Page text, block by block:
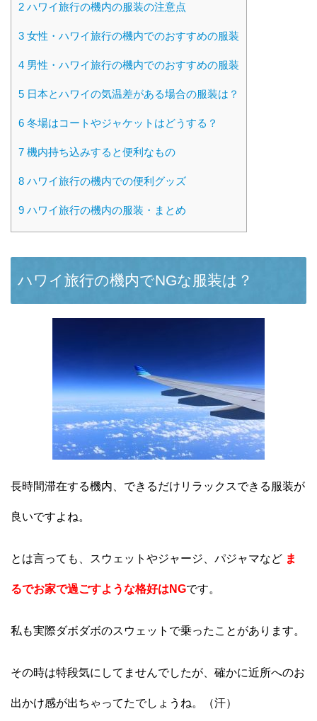
2 ハワイ旅行の機内の服装の注意点
3 女性・ハワイ旅行の機内でのおすすめの服装
4 男性・ハワイ旅行の機内でのおすすめの服装
5 日本とハワイの気温差がある場合の服装は？
6 冬場はコートやジャケットはどうする？
7 機内持ち込みすると便利なもの
8 ハワイ旅行の機内での便利グッズ
9 ハワイ旅行の機内の服装・まとめ
ハワイ旅行の機内でNGな服装は？
長時間滞在する機内、できるだけリラックスできる服装が
良いですよね。
とは言っても、スウェットやジャージ、パジャマなど ま
るでお家で過ごすような格好はNGです。
私も実際ダボダボのスウェットで乗ったことがあります。
その時は特段気にしてませんでしたが、確かに近所へのお
出かけ感が出ちゃってたでしょうね。（汗）